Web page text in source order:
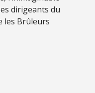
dirigeants du
les Brûleurs